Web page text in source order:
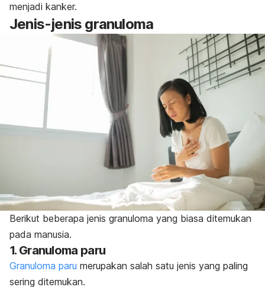
menjadi kanker.
Jenis-jenis granuloma
Berikut beberapa jenis granuloma yang biasa ditemukan
pada manusia.
1. Granuloma paru
Granuloma paru merupakan salah satu jenis yang paling
sering ditemukan.